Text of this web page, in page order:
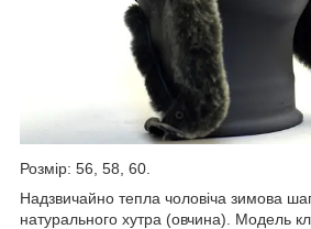
Розмір: 56, 58, 60.
Надзвичайно тепла чоловіча зимова
натурального хутра (овчина). Модель